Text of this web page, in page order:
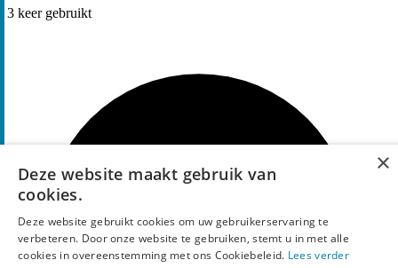
3 keer gebruikt
×
Deze website maakt gebruik van
cookies.
Deze website gebruikt cookies om uw gebruikerservaring te
verbeteren. Door onze website te gebruiken, stemt u in met alle
cookies in overeenstemming met ons Cookiebeleid. Lees verder